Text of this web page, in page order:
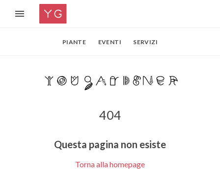
PIANTE EVENTI SERVIZI
404
Questa pagina non esiste
Torna alla homepage